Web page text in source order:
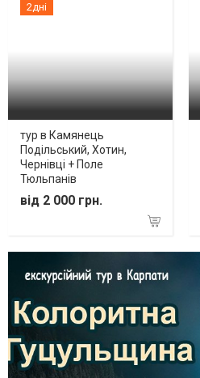
2дні
тур в Камянець
Подільський, Хотин,
Чернівці + Поле
Тюльпанів
від 2 000 грн.